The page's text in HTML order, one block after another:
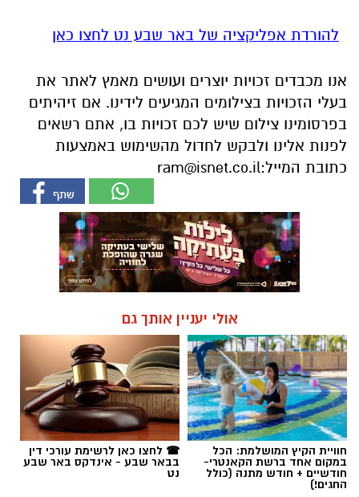
להורדת אפליקציה של באר שבע נט לחצו כאן
אנו מכבדים זכויות יוצרים ועושים מאמץ לאתר את
בעלי הזכויות בצילומים המגיעים לידינו. אם זיהיתים
בפרסומינו צילום שיש לכם זכויות בו, אתם רשאים
לפנות אלינו ולבקש לחדול מהשימוש באמצעות
כתובת המייל:ram@isnet.co.il
אולי יעניין אותך גם
חוויית הקיץ המושלמת: הכל
במקום אחד ברשת הקאנטרי-
חודשיים + חודש מתנה (כולל
החגים!)
☎ לחצו כאן לרשימת עורכי דין
בבאר שבע - אינדקס באר שבע
נט